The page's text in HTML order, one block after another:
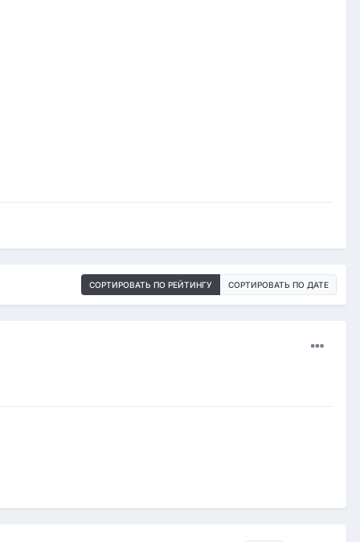
СОРТИРОВАТЬ ПО РЕЙТИНГУ СОРТИРОВАТЬ ПО ДАТЕ